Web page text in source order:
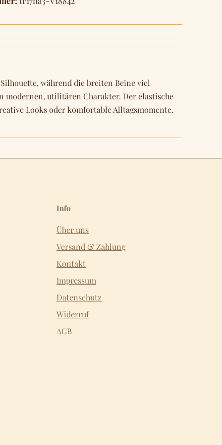
während die breiten Beine viel
modernen, utilitären Charakter. Der elastische
Looks oder komfortable Alltagsmomente.
Info
Über uns
Versand & Zahlung
Kontakt
Impressum
Datenschutz
Widerruf
AGB